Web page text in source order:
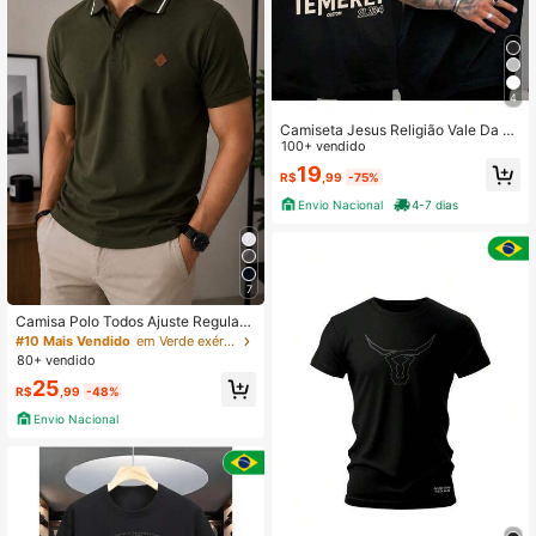
7
Camisa Polo Todos Ajuste Regular
Bordado Masculina
#10 Mais Vendido
em Verde exército Camisas Polo Masculinas
80+ vendido
R$25 ,99 -48%
Envio Nacional
4
Camiseta Jesus Religião Vale Da S
ombra Da Morte Salmos 23:4 Cami
sa unissex 100% Algodão Blusa cris
ta
100+ vendido
R$19 ,99 -75%
Envio Nacional
4-7 dias